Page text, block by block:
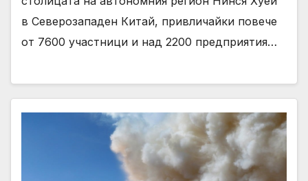
в Северозападен Китай, привличайки повече
от 7600 участници и над 2200 предприятия…